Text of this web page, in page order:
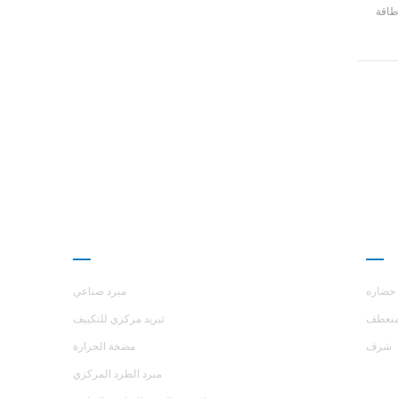
مبرد صناعي
تبريد مركزي للتكييف
مضخة الحرارة
مبرد الطرد المركزي
حضاره
منعطف
شرف